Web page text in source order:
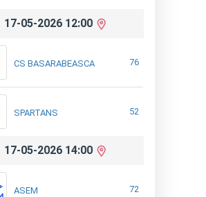
17-05-2026 12:00
CS BASARABEASCA 76
SPARTANS 52
17-05-2026 14:00
ASEM 72